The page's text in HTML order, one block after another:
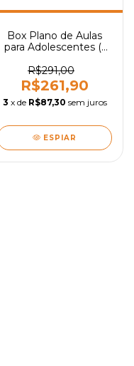
Box Plano de Aulas
para Adolescentes (1
R$291,00
R$261,90
3 x de R$87,30 sem juros
ESPIAR